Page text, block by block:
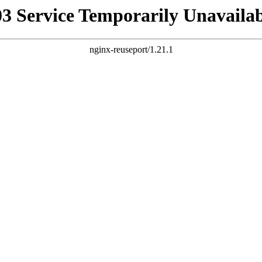
Service Temporarily
nginx-reuseport/1.21.1